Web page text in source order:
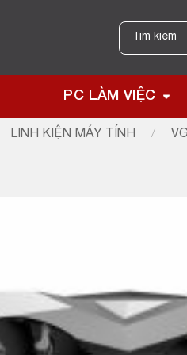
Tìm
kiếm:
PC LÀM VIỆC
LINH KIỆN MÁY TÍNH /